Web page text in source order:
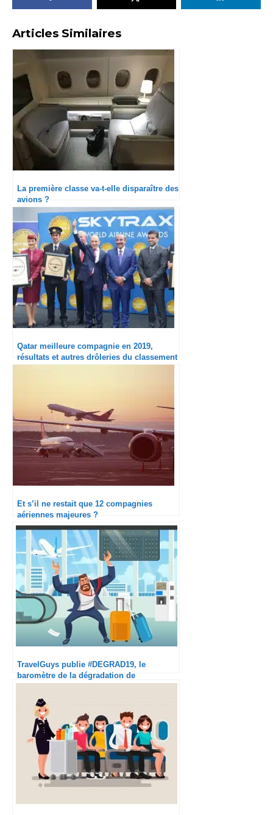
Articles Similaires
La première classe va-t-elle disparaître des
avions ?
Qatar meilleure compagnie en 2019,
résultats et autres drôleries du classement
Skytrax 2019
Et s’il ne restait que 12 compagnies
aériennes majeures ?
TravelGuys publie #DEGRAD19, le
baromètre de la dégradation de
l’expérience en avion